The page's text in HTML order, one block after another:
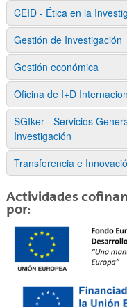
CEID - Ética en la
Gestión de Investigación
Gestión económica
Oficina de I+D
SGIker - Servicios
Investigación
Transferencia e
Actividades
por: